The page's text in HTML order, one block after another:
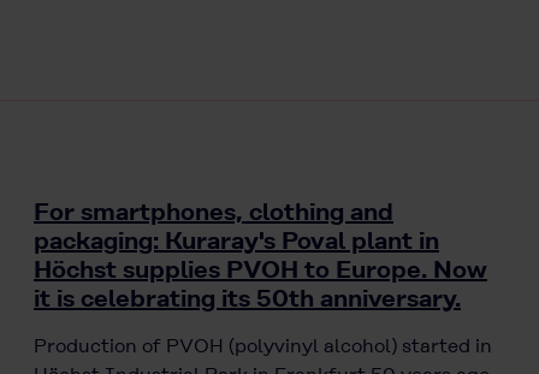
For smartphones, clothing and
packaging: Kuraray's Poval plant in
Höchst supplies PVOH to Europe. Now
it is celebrating its 50th anniversary.
Production of PVOH (polyvinyl alcohol) started in